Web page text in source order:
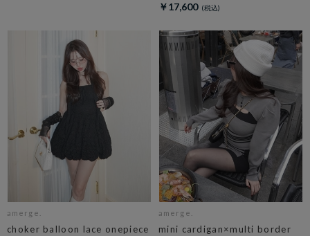
￥17,600
amerge.
choker balloon lace onepiece
amerge.
mini cardigan×multi border